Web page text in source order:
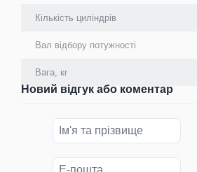
Кількість циліндрів
Вал відбору потужності
Вага, кг
Новий відгук або коментар